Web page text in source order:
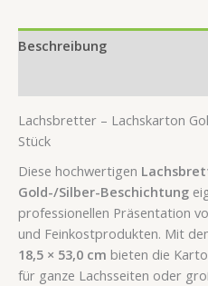
Beschreibung
Lachsbretter – Lachskarton
Stück
Diese hochwertigen
Gold-/Silber-Beschichtung
professionellen Präsentation
und Feinkostprodukten. Mit
18,5 × 53,0 cm bieten die
für ganze Lachsseiten oder